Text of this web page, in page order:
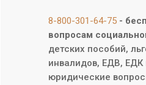
8-800-301-64-75 -
вопросам
детских пособий,
инвалидов, ЕДВ, ЕДК
юридические